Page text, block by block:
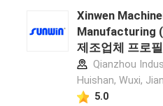
Xinwen
Manufacturing
제조업체 프로필
Qianzhou
Huishan, Wuxi,
5.0